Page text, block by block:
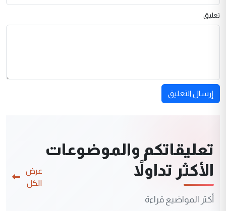
تعليق
إرسال التعليق
تعليقاتكم والموضوعات
الأكثر تداولاً
أكثر المواضيع قراءة
عرض
الكل